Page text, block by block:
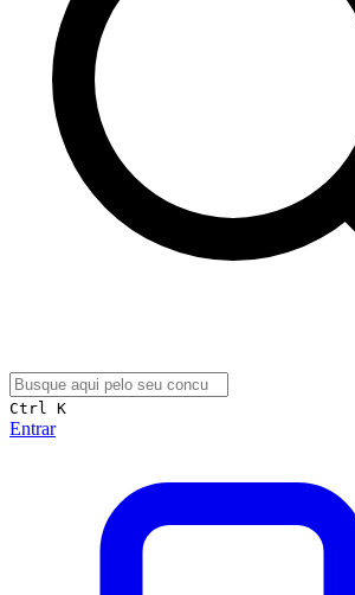
Ctrl K
Entrar